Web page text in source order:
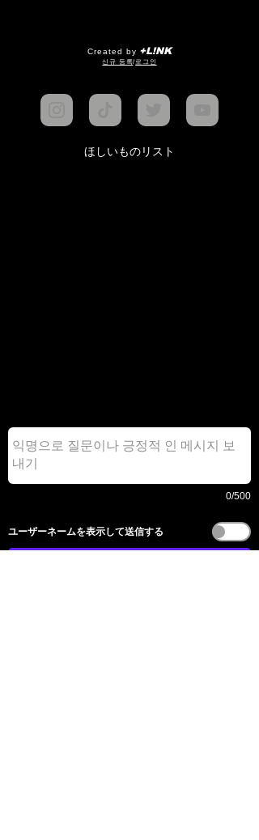
Created by +L!NK
​신규 등록/로그인
ほしいものリスト
0/500
​ユーザーネームを表示して送信する